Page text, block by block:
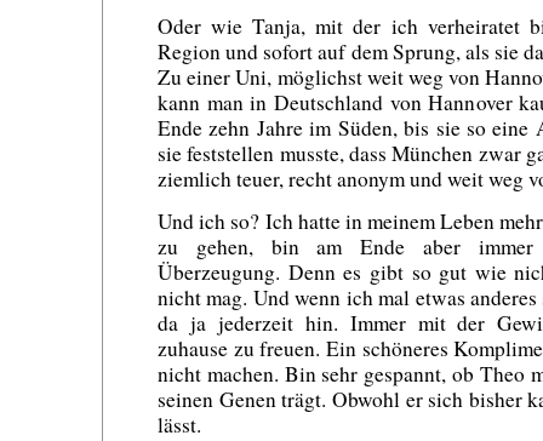
Oder wie Tanja, mit der ich verheiratet
Region und sofort auf dem Sprung, als sie
Zu einer Uni, möglichst weit weg von
kann man in Deutschland von Hannover
Ende zehn Jahre im Süden, bis sie so eine
sie feststellen musste, dass München zwar
ziemlich teuer, recht anonym und weit weg
Und ich so? Ich hatte in meinem Leben
zu gehen, bin am Ende aber immer
Überzeugung. Denn es gibt so gut wie
nicht mag. Und wenn ich mal etwas
da ja jederzeit hin. Immer mit der
zuhause zu freuen. Ein schöneres
nicht machen. Bin sehr gespannt, ob Theo
seinen Genen trägt. Obwohl er sich bisher
lässt.